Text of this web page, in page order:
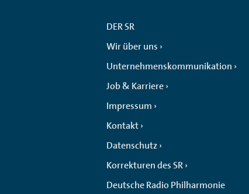
DER SR
Wir über uns
Unternehmenskommunikation
Job & Karriere
Impressum
Kontakt
Datenschutz
Korrekturen des SR
Deutsche Radio Philharmonie